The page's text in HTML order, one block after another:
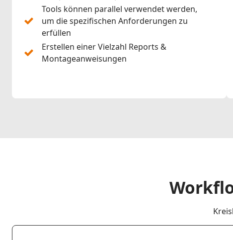
Tools können parallel verwendet werden,
um die spezifischen Anforderungen zu
erfüllen
Erstellen einer Vielzahl Reports &
Montageanweisungen